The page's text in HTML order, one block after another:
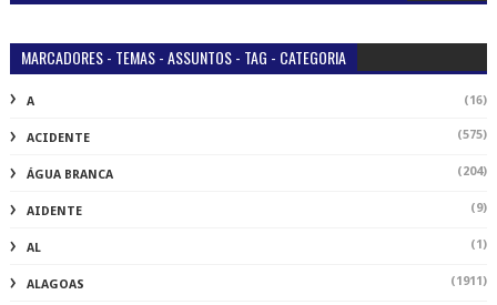
MARCADORES - TEMAS - ASSUNTOS - TAG - CATEGORIA
A (16)
ACIDENTE (575)
ÁGUA BRANCA (204)
AIDENTE (9)
AL (1)
ALAGOAS (1911)